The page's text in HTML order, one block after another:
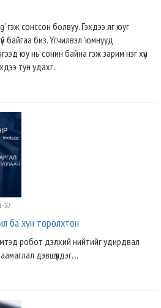
сонссон болвуу. Гэхдээ яг юуг
байгаа биз. Үгчилвэл 'юмнууд
юу нь сонин байна гэж зарим нэг хүн
тун удахг..
30
ба хүн төрөлхтөн
робот дэлхий нийтийг удирдвал
дэвшүүлдэг. ..